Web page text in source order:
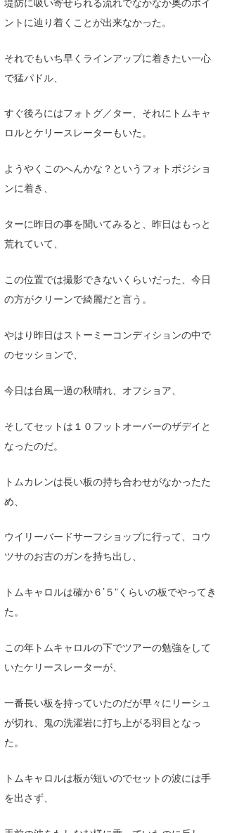
ントに辿り着くことが出来なかった。
それでもいち早くラインアップに着きたい一心
で猛パドル、
すぐ後ろにはフォトグ／ター、それにトムキャ
ロルとケリースレーターもいた。
ようやくこのへんかな？というフォトポジショ
ンに着き、
ターに昨日の事を聞いてみると、昨日はもっと
荒れていて、
この位置では撮影できないくらいだった、今日
の方がクリーンで綺麗だと言う。
やはり昨日はストーミーコンディションの中で
のセッションで、
今日は台風一過の秋晴れ、オフショア、
そしてセットは１０フットオーバーのザデイと
なったのだ。
トムカレンは長い板の持ち合わせがなかったた
め、
ウイリーバードサーフショップに行って、コウ
ツサのお古のガンを持ち出し、
トムキャロルは確か６’５”くらいの板でやってき
た。
この年トムキャロルの下でツアーの勉強をして
いたケリースレーターが、
一番長い板を持っていたのだが早々にリーシュ
が切れ、鬼の洗濯岩に打ち上がる羽目となっ
た。
トムキャロルは板が短いのでセットの波には手
を出さず、